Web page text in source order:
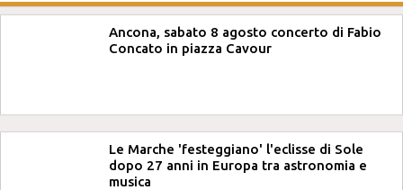
Ancona, sabato 8 agosto concerto di Fabio
Concato in piazza Cavour
Le Marche 'festeggiano' l'eclisse di Sole
dopo 27 anni in Europa tra astronomia e
musica